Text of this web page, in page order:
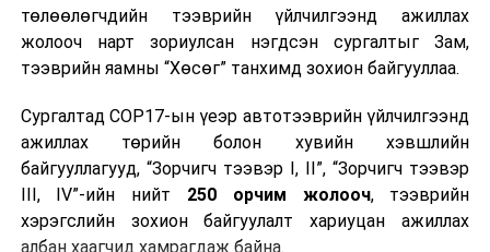
төлөөлөгчдийн тээврийн үйлчилгээнд ажиллах
жолооч нарт зориулсан нэгдсэн сургалтыг Зам,
тээврийн яамны “Хөсөг” танхимд зохион байгууллаа.
Сургалтад COP17-ын үеэр автотээврийн үйлчилгээнд
ажиллах төрийн болон хувийн хэвшлийн
байгууллагууд, “Зорчигч тээвэр I, II”, “Зорчигч тээвэр
III, IV”-ийн нийт 250 орчим жолооч, тээврийн
хэрэгслийн зохион байгуулалт хариуцан ажиллах
албан хаагчид хамрагдаж байна.